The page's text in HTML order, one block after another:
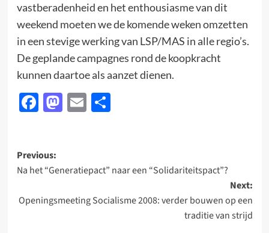
vastberadenheid en het enthousiasme van dit
weekend moeten we de komende weken omzetten
in een stevige werking van LSP/MAS in alle regio’s.
De geplande campagnes rond de koopkracht
kunnen daartoe als aanzet dienen.
Facebook
Mastodon
EmailDelen
Post
navigation
Previous:
Na het “Generatiepact” naar een “Solidariteitspact”?
Next:
Openingsmeeting Socialisme 2008: verder bouwen op een
traditie van strijd